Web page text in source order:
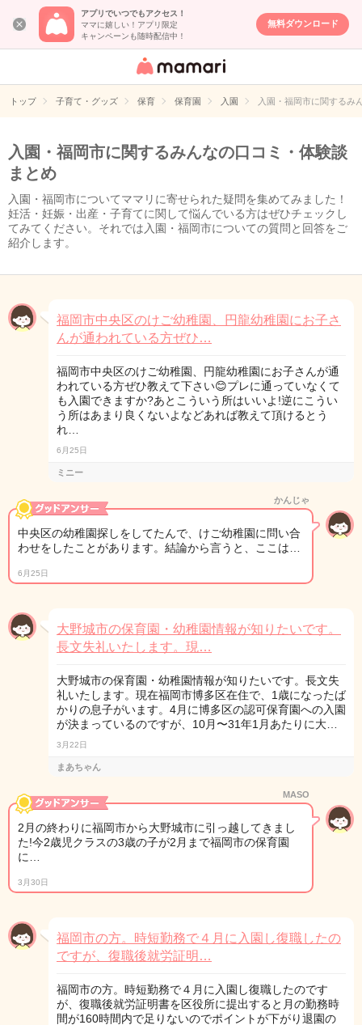
アプリでいつでもアクセス！
ママに嬉しい！アプリ限定
キャンペーンも随時配信中！
無料ダウンロード
女性専用匿名QA
イト
トップ 子育て・グッズ 保育 保育園 入園 入園・福岡市に関するみ
入園・福岡市に関するみんなの口コミ・体験談
まとめ
入園・福岡市についてママリに寄せられた疑問を集めてみました！
妊活・妊娠・出産・子育てに関して悩んでいる方はぜひチェックし
てみてください。それでは入園・福岡市についての質問と回答をご
紹介します。
福岡市中央区のけご幼稚園、円龍幼稚園にお子さ
んが通われている方ぜひ…
福岡市中央区のけご幼稚園、円龍幼稚園にお子さんが通
われている方ぜひ教えて下さい😊プレに通っていなくて
も入園できますか?あとこういう所はいいよ!逆にこうい
う所はあまり良くないよなどあれば教えて頂けるとう
れ…
6月25日
ミニー
かんじゃ
中央区の幼稚園探しをしてたんで、けご幼稚園に問い合
わせをしたことがあります。結論から言うと、ここは…
6月25日
大野城市の保育園・幼稚園情報が知りたいです。
長文失礼いたします。現…
大野城市の保育園・幼稚園情報が知りたいです。長文失
礼いたします。現在福岡市博多区在住で、1歳になったば
かりの息子がいます。4月に博多区の認可保育園への入園
が決まっているのですが、10月〜31年1月あたりに大…
3月22日
まあちゃん
MASO
2月の終わりに福岡市から大野城市に引っ越してきまし
た!今2歳児クラスの3歳の子が2月まで福岡市の保育園
に…
3月30日
福岡市の方。時短勤務で４月に入園し復職したの
ですが、復職後就労証明…
福岡市の方。時短勤務で４月に入園し復職したのです
が、復職後就労証明書を区役所に提出すると月の勤務時
間が160時間内で足りないのでポイントが下がり退園の